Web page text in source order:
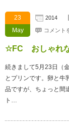
23
May
2014
コメント
☆FC おしゃれ
続きまして5月23日（
とプリンです。卵と牛
品ですが、ちょっと間
ト…